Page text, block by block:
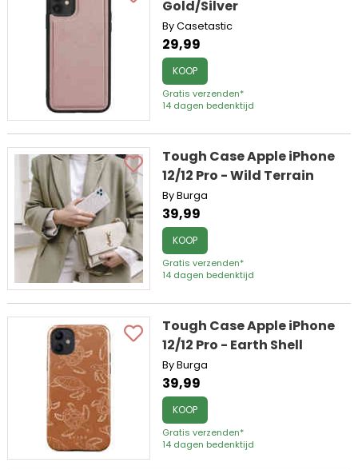
Gold/Silver
By Casetastic
29,99
KOOP
Gratis verzenden*
14 dagen bedenktijd
Tough Case Apple iPhone
12/12 Pro - Wild Terrain
By Burga
39,99
KOOP
Gratis verzenden*
14 dagen bedenktijd
Tough Case Apple iPhone
12/12 Pro - Earth Shell
By Burga
39,99
KOOP
Gratis verzenden*
14 dagen bedenktijd